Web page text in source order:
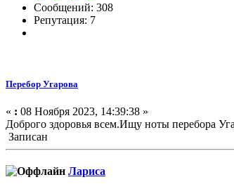
Сообщений: 308
Репутация: 7
Перебор Угарова
« : 08 Ноября 2023, 14:39:38 »
Доброго здоровья всем.Ищу ноты перебора
Записан
Лариса